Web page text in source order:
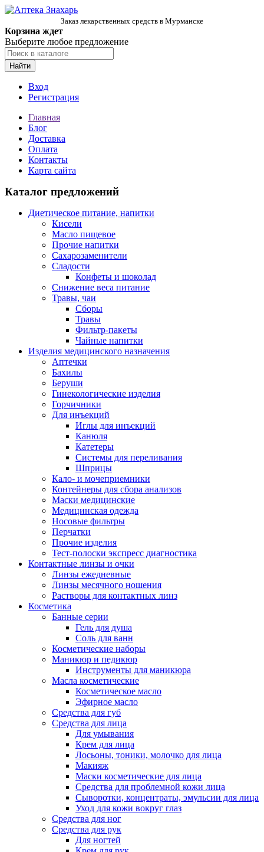
Заказ лекарственных средств в Мурманске
Корзина ждет
Выберите любое предложение
Найти
Вход
Регистрация
Главная
Блог
Доставка
Оплата
Контакты
Карта сайта
Каталог предложений
Диетическое питание, напитки
Кисели
Масло пищевое
Прочие напитки
Сахарозаменители
Сладости
Конфеты и шоколад
Снижение веса питание
Травы, чаи
Сборы
Травы
Фильтр-пакеты
Чайные напитки
Изделия медицинского назначения
Аптечки
Бахилы
Беруши
Гинекологические изделия
Горчичники
Для инъекций
Иглы для инъекций
Канюля
Катетеры
Системы для переливания
Шприцы
Кало- и мочеприемники
Контейнеры для сбора анализов
Маски медицинские
Медицинская одежда
Носовые фильтры
Перчатки
Прочие изделия
Тест-полоски экспресс диагностика
Контактные линзы и очки
Линзы ежедневные
Линзы месячного ношения
Растворы для контактных линз
Косметика
Банные серии
Гель для душа
Соль для ванн
Косметические наборы
Маникюр и педикюр
Инструменты для маникюра
Масла косметические
Косметическое масло
Эфирное масло
Средства для губ
Средства для лица
Для умывания
Крем для лица
Лосьоны, тоники, молочко для лица
Макияж
Маски косметические для лица
Средства для проблемной кожи лица
Сыворотки, концентраты, эмульсии для лица
Уход для кожи вокруг глаз
Средства для ног
Средства для рук
Для ногтей